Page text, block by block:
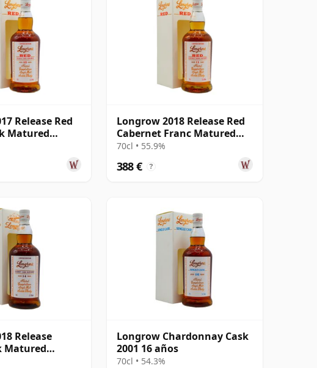
Release Red
Matured
S 13 años
Longrow 2018 Release Red
Cabernet Franc Matured
Campbeltow 11 años
70cl • 55.9%
388 € ?
Release
Matured
Singl 2003 14
Longrow Chardonnay Cask
2001 16 años
70cl • 54.3%